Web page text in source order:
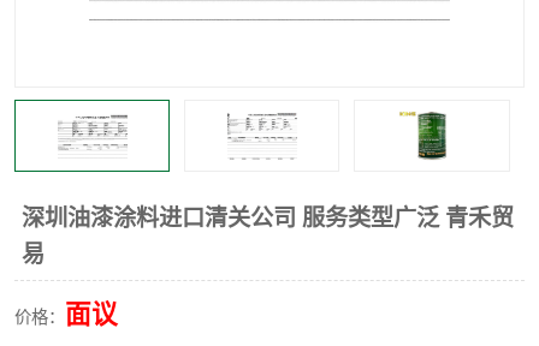
深圳油漆涂料进口清关公司 服务类型广泛 青禾贸
易
价格： 面议